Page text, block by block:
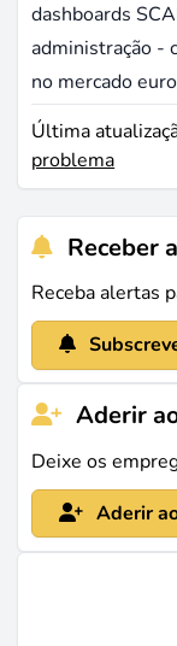
dashboards
administração -
no mercado
Última
problema
Receber
Receba alertas
Aderir
Deixe os
Aderir